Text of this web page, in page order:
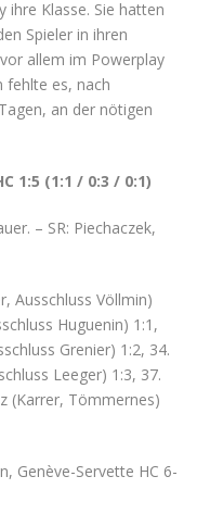
ihre Klasse. Sie hatten
Spieler in ihren
allem im Powerplay
fehlte es, nach
an der nötigen
1:5 (1:1 / 0:3 / 0:1)
– SR: Piechaczek,
Ausschluss Völlmin)
Huguenin) 1:1,
Grenier) 1:2, 34.
Leeger) 1:3, 37.
(Karrer, Tömmernes)
Genève-Servette HC 6-